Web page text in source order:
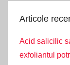
Articole
Acid salicilic
exfoliantul